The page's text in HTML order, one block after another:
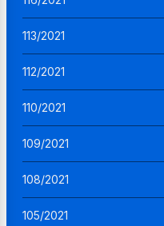
113/2021
112/2021
110/2021
109/2021
108/2021
105/2021